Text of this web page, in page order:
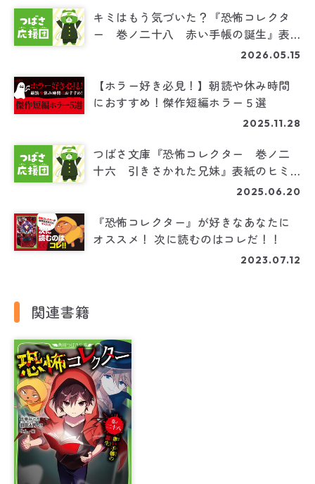
キミはもう気づいた？『恐怖コレクタ
ー 巻ノ二十八 赤い手帳の誕生』表
紙は、実はあの巻のセルフオマージ
よ！
2026.05.15
【ホラー好き必見！】朝読や休み時間
におすすめ！傑作短編ホラー５選
2025.11.28
つばさ文庫『恐怖コレクター 巻ノ二
十六 引きさかれた兄妹』表紙のヒミ
ツ全身イラストをヨメルバ会員だけに
2025.06.20
『恐怖コレクター』が好きなあなたに
オススメ！ 次に読むのはコレだ！！
2023.07.12
関連書籍